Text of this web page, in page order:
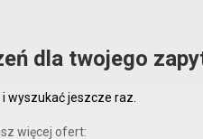
dla twojego
wyszukać jeszcze raz.
więcej ofert: